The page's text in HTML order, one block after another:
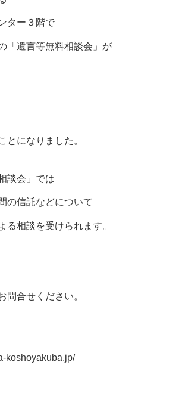
ター３階で
「遺言等無料相談会」が
とになりました。
談会」では
の信託などについて
る相談を受けられます。
問合せください。
koshoyakuba.jp/